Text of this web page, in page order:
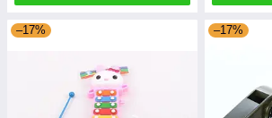
–17% –17%